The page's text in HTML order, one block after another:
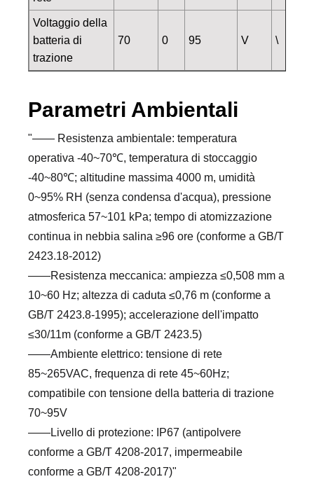
Voltaggio della
batteria di
trazione
70 0 95 V \
Parametri Ambientali
"—— Resistenza ambientale: temperatura
operativa -40~70℃, temperatura di stoccaggio
-40~80℃; altitudine massima 4000 m, umidità
0~95% RH (senza condensa d'acqua), pressione
atmosferica 57~101 kPa; tempo di atomizzazione
continua in nebbia salina ≥96 ore (conforme a GB/T
2423.18-2012)
——Resistenza meccanica: ampiezza ≤0,508 mm a
10~60 Hz; altezza di caduta ≤0,76 m (conforme a
GB/T 2423.8-1995); accelerazione dell'impatto
≤30/11m (conforme a GB/T 2423.5)
——Ambiente elettrico: tensione di rete
85~265VAC, frequenza di rete 45~60Hz;
compatibile con tensione della batteria di trazione
70~95V
——Livello di protezione: IP67 (antipolvere
conforme a GB/T 4208-2017, impermeabile
conforme a GB/T 4208-2017)"